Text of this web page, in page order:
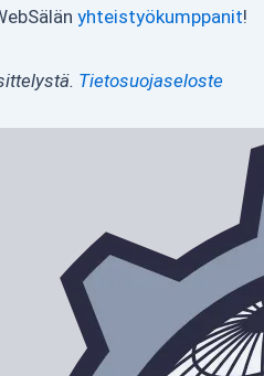
yhteistyökumppanit!
Tietosuojaseloste